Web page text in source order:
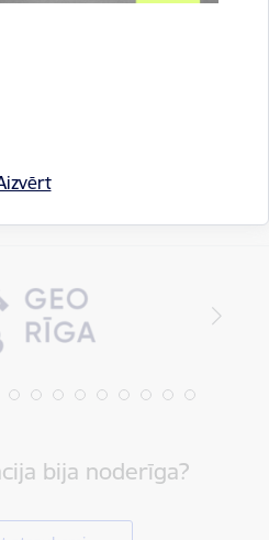
bija noderīga?